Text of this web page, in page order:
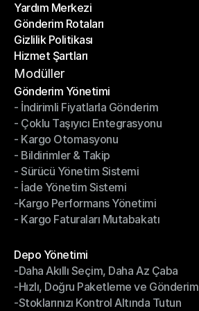
OTO Haberleri
Yardım Merkezi
Yardım Merkezi
Gönderim Rotaları
Gönderim Rotaları
Gizlilik Politikası
Gizlilik Politikası
Hizmet Şartları
Hizmet Şartları
Modüller
Gönderim Yönetimi
Gönderim Yönetimi
- İndirimli Fiyatlarla Gönderim
- İndirimli Fiyatlarla Gönderim
- Çoklu Taşıyıcı Entegrasyonu
- Çoklu Taşıyıcı Entegrasyonu
- Kargo Otomasyonu
- Kargo Otomasyonu
- Bildirimler & Takip
- Bildirimler & Takip
- Sürücü Yönetim Sistemi
- Sürücü Yönetim Sistemi
- İade Yönetim Sistemi
- İade Yönetim Sistemi
-Kargo Performans Yönetimi
-Kargo Performans Yönetimi
- Kargo Faturaları Mutabakatı
Depo Yönetimi
Depo Yönetimi
-Daha Akıllı Seçim, Daha Az Çaba
-Daha Akıllı Seçim, Daha Az Çaba
-Hızlı, Doğru Paketleme ve Gönderim
-Hızlı, Doğru Paketleme ve Gönderim
-Stoklarınızı Kontrol Altında Tutun